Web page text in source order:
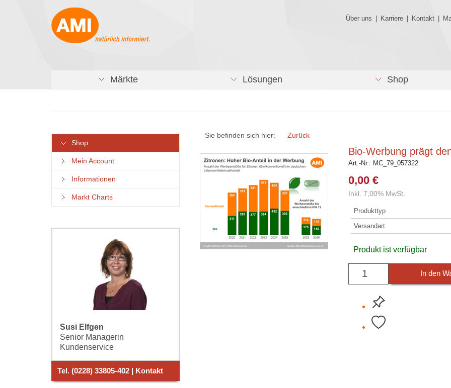
Über uns Karriere Kontakt
Märkte Lösungen Shop
Shop
Mein Account
Informationen
Markt Charts
Susi Elfgen
Senior Managerin
Kundenservice
Tel. (0228) 33805-402 | Kontakt
Sie befinden sich hier: Zurück
Bio-Werbung prägt
Art.-Nr.: MC_79_057322
0,00 €
Inkl. 7,00% MwSt.
Produkttyp
Versandart
Produkt ist verfügbar
In den